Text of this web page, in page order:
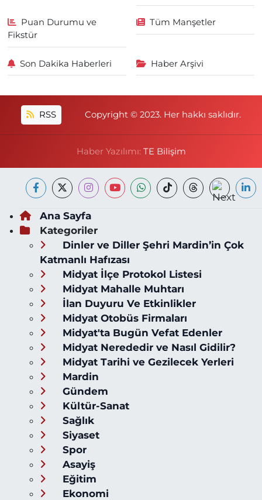
Puan Durumu ve
Fikstür
Tüm Manşetler
Son Dakika Haberleri Haber Arşivi
RSS Copyright © 2023. Her hakkı saklıdır.
Haber Yazılımı: TE Bilişim
Ana Sayfa
Kategoriler
Dinler ve Diller Şehri Mardin’in Çok
Katmanlı Hafızası
Midyat İlçe Protokol Listesi
Midyat Mahalle Muhtarı
İlan Duyuru Ve Etkinlikler
Midyat Otobüs Firmaları
Midyat'ta Bugün Vefat Edenler
Midyat Nerededir ve Nasıl Gidilir?
Midyat Tarihi ve Gezilecek Yerleri
Mardin
Gündem
Kültür-Sanat
Sağlık
Siyaset
Spor
Asayiş
Eğitim
Ekonomi